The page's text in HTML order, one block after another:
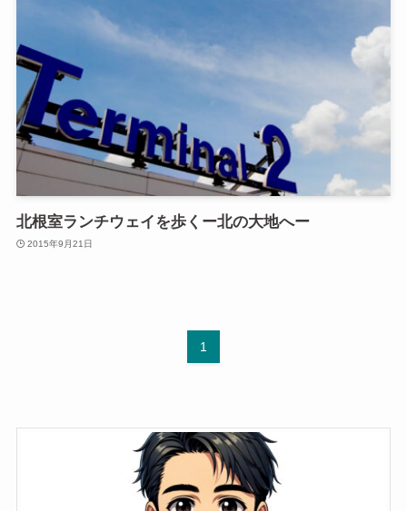
北根室ランチウェイを歩くー北の大地へー
2015年9月21日
1